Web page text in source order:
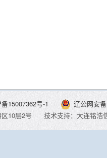
15007362号-1
辽公网安
10层2号
技术支持：大连铭浩